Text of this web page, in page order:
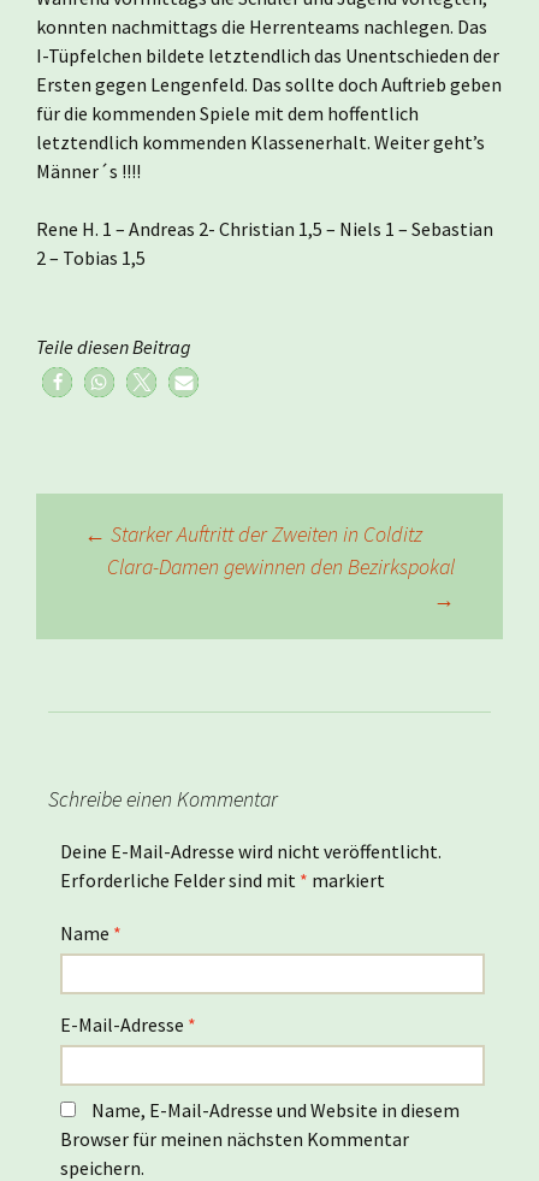
konnten nachmittags die Herrenteams nachlegen. Das
I-Tüpfelchen bildete letztendlich das Unentschieden der
Ersten gegen Lengenfeld. Das sollte doch Auftrieb geben
für die kommenden Spiele mit dem hoffentlich
letztendlich kommenden Klassenerhalt. Weiter geht’s
Männer´s !!!!
Rene H. 1 – Andreas 2- Christian 1,5 – Niels 1 – Sebastian
2 – Tobias 1,5
Teile diesen Beitrag
Beitragsnavigation
← Starker Auftritt der Zweiten in Colditz
Clara-Damen gewinnen den Bezirkspokal
→
Schreibe einen Kommentar
Deine E-Mail-Adresse wird nicht veröffentlicht.
Erforderliche Felder sind mit * markiert
Name *
E-Mail-Adresse *
Name, E-Mail-Adresse und Website in diesem
Browser für meinen nächsten Kommentar
speichern.